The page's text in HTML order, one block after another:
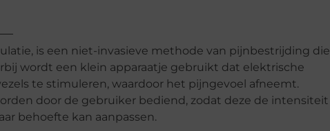
is een niet-invasieve methode van pijnbestrijding die
wordt een klein apparaatje gebruikt dat elektrische
te stimuleren, waardoor het pijngevoel afneemt.
door de gebruiker bediend, zodat deze de intensiteit
behoefte kan aanpassen.